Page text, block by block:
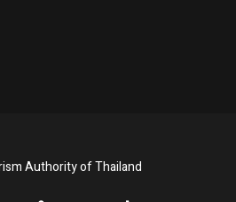
Authority of Thailand